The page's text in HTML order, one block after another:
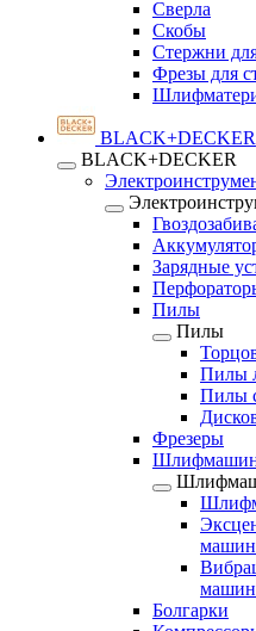
Сверла
Скобы
Стержни
Фрезы для
BLACK+DECKER
BLACK+DECKER
Зарядные
Пилы
Пилы
Пилы
Пилы
Фрезеры
Болгарки